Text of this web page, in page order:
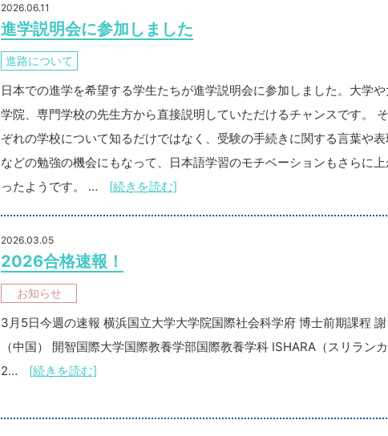
2026.06.11
進学説明会に参加しました
進路について
日本での進学を希望する学生たちが進学説明会に参加しました。大学
学院、専門学校の先生方から直接説明していただけるチャンスです。
ぞれの学校について知るだけではなく、受験の手続きに関する言葉や
などの勉強の機会にもなって、日本語学習のモチベーションもさらに
ったようです。 …
[続きを読む]
2026.03.05
2026合格速報！
お知らせ
3月5日今週の速報 横浜国立大学大学院国際社会科学府 博士前期課程 謝
（中国） 開智国際大学国際教養学部国際教養学科 ISHARA（スリラン
2…
[続きを読む]